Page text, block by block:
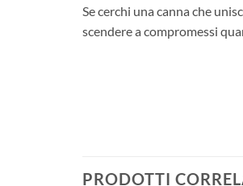
Se cerchi una canna che
scendere a compromessi
PRODOTTI